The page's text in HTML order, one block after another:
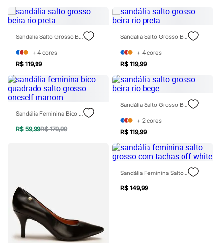
Saias
Shorts e Bermudas
Vestidos
Acessórios
Bolsas
Bonés e Chapéus
Bijoux
Cintos
Óculos
Relógios
Calçados
Botas
Chinelos
Sandálias
Sawary
Yessica
Moda esportiva
Acessórios
Blusas
Calçados
Sandália Salto Grosso Beira Rio Preta
+ 4 cores
R$ 119,99
Sandália Salto Grosso Beira Rio Preta
+ 4 cores
R$ 119,99
Sandália Feminina Bico Quadrado Salto Grosso Oneself Marrom
R$ 59,99R$ 179,99
Sandália Salto Grosso Beira Rio Bege
+ 2 cores
R$ 119,99
Sandália Feminina Salto Grosso Com Tachas Off White
R$ 149,99